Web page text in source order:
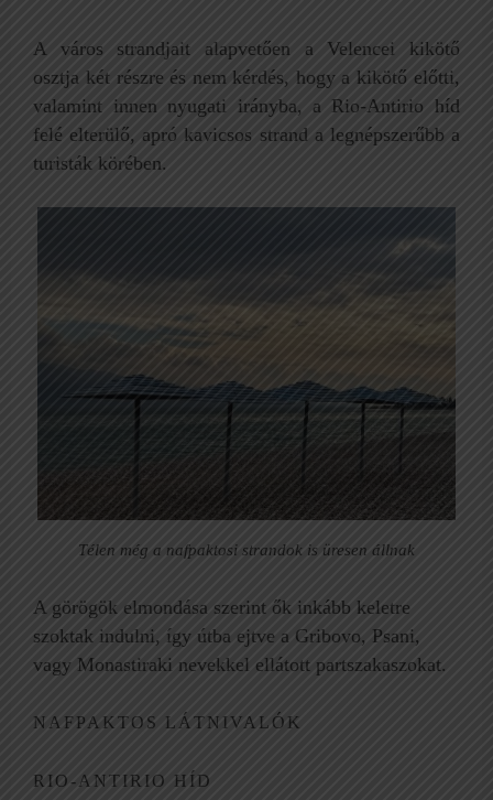
A város strandjait alapvetően a Velencei kikötő
osztja két részre és nem kérdés, hogy a kikötő előtti,
valamint innen nyugati irányba, a Rio-Antirio híd
felé elterülő, apró kavicsos strand a legnépszerűbb a
turisták körében.
Télen még a nafpaktosi strandok is üresen állnak
A görögök elmondása szerint ők inkább keletre
szoktak indulni, így útba ejtve a Gribovo, Psani,
vagy Monastiraki nevekkel ellátott partszakaszokat.
NAFPAKTOS LÁTNIVALÓK
RIO-ANTIRIO HÍD